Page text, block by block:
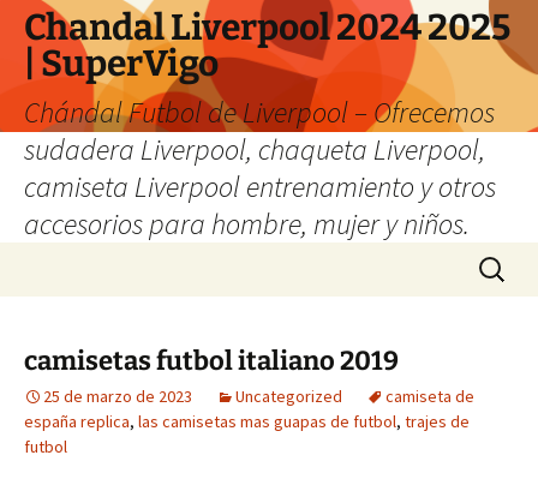
Chandal Liverpool 2024 2025
| SuperVigo
Chándal Futbol de Liverpool – Ofrecemos
sudadera Liverpool, chaqueta Liverpool,
camiseta Liverpool entrenamiento y otros
accesorios para hombre, mujer y niños.
Buscar:
camisetas futbol italiano 2019
25 de marzo de 2023 Uncategorized
camiseta de
españa replica, las camisetas mas guapas de futbol, trajes de
futbol